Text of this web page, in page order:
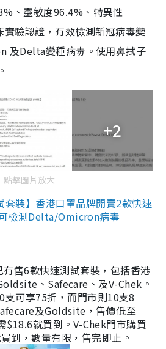
、靈敏度96.4%、特異性
驗認證，有效檢測新冠病毒變
及Delta變種病毒。使用鼻拭子
+2
點擊圖片放大
套裝】香港口罩品牌開賣2款快速
檢測Delta/Omicron病毒
售6款快速測試套裝，包括香港
、Safecare、及V-Chek。
可享75折，而門市則10支8
及Goldsite，售價低至
$18.6就買到。V-Chek門市購買
到，數量有限，售完即止。